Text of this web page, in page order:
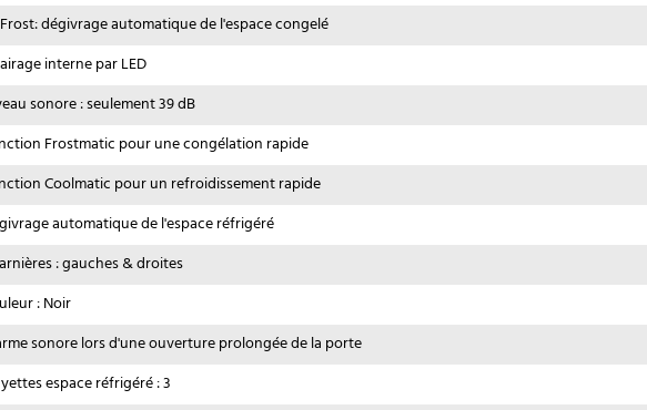
dégivrage automatique de l'espace congelé
interne par LED
sonore : seulement 39 dB
Frostmatic pour une congélation rapide
Coolmatic pour un refroidissement rapide
automatique de l'espace réfrigéré
: gauches & droites
: Noir
sonore lors d'une ouverture prolongée de la porte
espace réfrigéré : 3